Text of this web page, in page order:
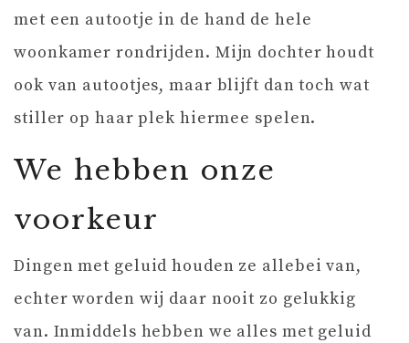
met een autootje in de hand de hele
woonkamer rondrijden. Mijn dochter houdt
ook van autootjes, maar blijft dan toch wat
stiller op haar plek hiermee spelen.
We hebben onze
voorkeur
Dingen met geluid houden ze allebei van,
echter worden wij daar nooit zo gelukkig
van. Inmiddels hebben we alles met geluid